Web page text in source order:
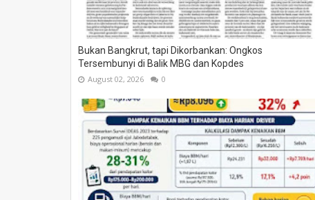
Bukan Bangkrut, tapi Dikorbankan: Ongkos
Tersembunyi di Balik MBG dan Kopdes
August 02, 2026 0